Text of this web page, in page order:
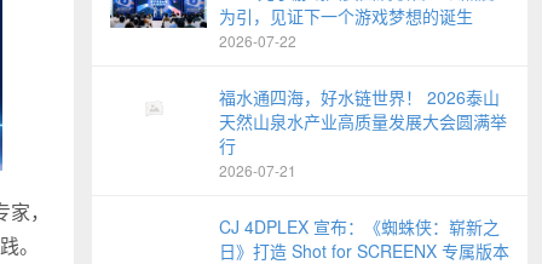
，
。
为引，见证下一个游戏梦想的诞生
2026-07-22
福水通四海，好水链世界！ 2026泰山
天然山泉水产业高质量发展大会圆满举
行
2026-07-21
CJ 4DPLEX 宣布：《蜘蛛侠：崭新之
日》打造 Shot for SCREENX 专属版本